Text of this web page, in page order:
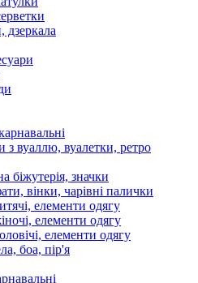
дзеркала
вуаллю, вуалетки, ретро
біжутерія, значки
вінки, чарівні палички
елементи одягу
елементи одягу
елементи одягу
боа, пір'я